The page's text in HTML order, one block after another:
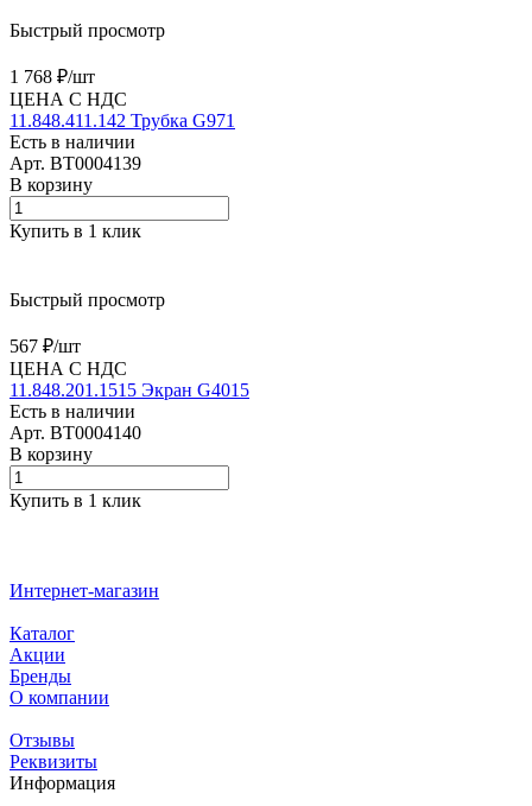
Быстрый просмотр
1 768 ₽/шт
ЦЕНА С НДС
11.848.411.142 Трубка G971
Есть в наличии
Арт. BT0004139
В корзину
Купить в 1 клик
Быстрый просмотр
567 ₽/шт
ЦЕНА С НДС
11.848.201.1515 Экран G4015
Есть в наличии
Арт. BT0004140
В корзину
Купить в 1 клик
Интернет-магазин
Каталог
Акции
Бренды
О компании
Отзывы
Реквизиты
Информация